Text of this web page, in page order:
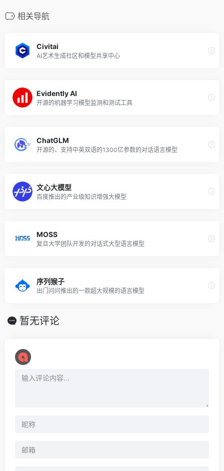
相关导航
Civitai
AI艺术生成社区和模型共享中心
Evidently AI
开源的机器学习模型监测和测试工具
ChatGLM
开源的、支持中英双语的1300亿参数的对话语言模型
文心大模型
百度推出的产业级知识增强大模型
MOSS
复旦大学团队开发的对话式大型语言模型
序列猴子
出门问问推出的一款超大规模的语言模型
暂无评论